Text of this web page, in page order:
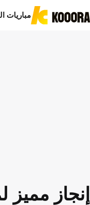
مباريات
إنجاز